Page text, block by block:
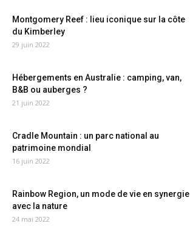
Montgomery Reef : lieu iconique sur la côte
du Kimberley
29 juin 2022
Hébergements en Australie : camping, van,
B&B ou auberges ?
21 juin 2022
Cradle Mountain : un parc national au
patrimoine mondial
16 juin 2022
Rainbow Region, un mode de vie en synergie
avec la nature
24 mai 2022